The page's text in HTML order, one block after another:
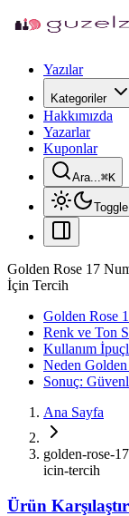
Yazılar
Kategoriler
Hakkımızda
Yazarlar
Kuponlar
Ara...⌘K
Golden Rose 17
İçin Tercih
Golden Rose
Renk ve Ton
Kullanım
Neden
Sonuç:
Ana Sayfa
golden-rose-
icin-tercih
Ürün